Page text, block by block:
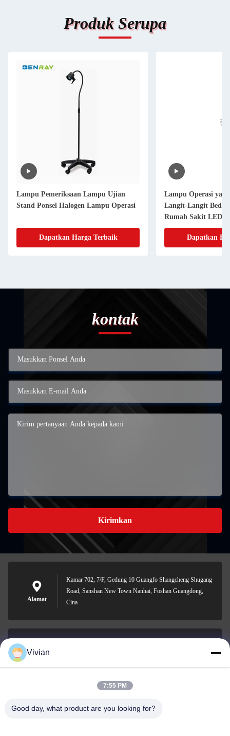
Produk Serupa
Lampu Pemeriksaan Lampu Ujian
Stand Ponsel Halogen Lampu Operasi
Dapatkan Harga Terbaik
Lampu Operasi
Langit-Langit
Rumah Sakit LED
Dapatkan
kontak
Kirimkan
Alamat
Kamar 702, 7/F, Gedung 10 Guangfo Shangcheng Shugang
Road, Sanshan New Town Nanhai, Foshan Guangdong,
Cina
0086-158-1879-0524
Vivian
7:55 PM
Good day, what product are you looking for?